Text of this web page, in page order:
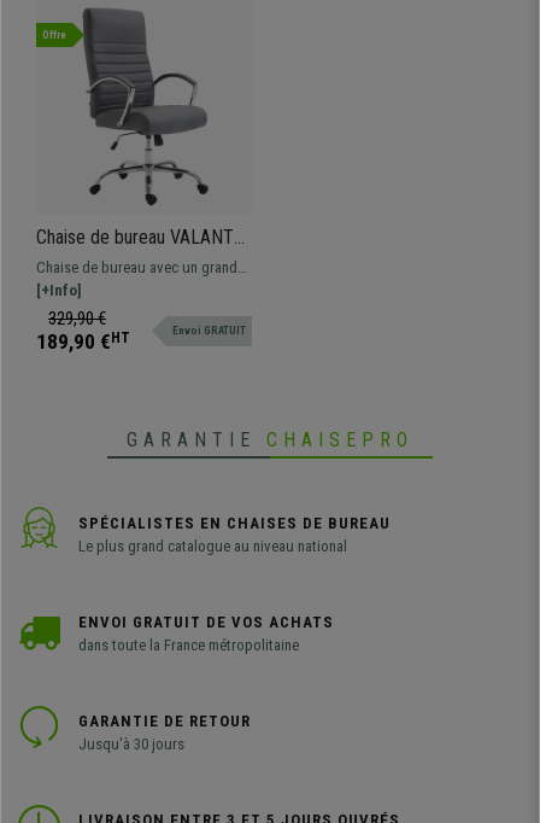
Offre
Chaise de bureau VALANTY,
Grand rembourrage,
Piétement métallique,
Revêtement Cuir, Gris
Chaise de bureau avec un grand
rembourrage tapissée en cuir
synthétique, avec un mécanisme
de balancement et un piétement
[+Info]
329,90 €
189,90 € HT Envoi GRATUIT
GARANTIE CHAISEPRO
SPÉCIALISTES EN CHAISES DE BUREAU
Le plus grand catalogue au niveau national
ENVOI GRATUIT DE VOS ACHATS
dans toute la France métropolitaine
GARANTIE DE RETOUR
Jusqu'à 30 jours